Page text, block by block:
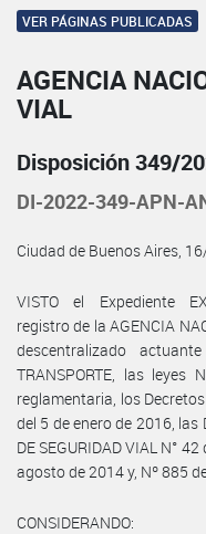
VER PÁGINAS PUBLICADAS
AGENCIA
VIAL
Disposición 349/
DI-2022-349-APN-
Ciudad de Buenos Aires,
VISTO el Expediente
registro de la AGENCIA
descentralizado
TRANSPORTE, las
reglamentaria, los
del 5 de enero de 2016, las
DE SEGURIDAD VIAL N°
agosto de 2014 y, Nº 885
CONSIDERANDO: